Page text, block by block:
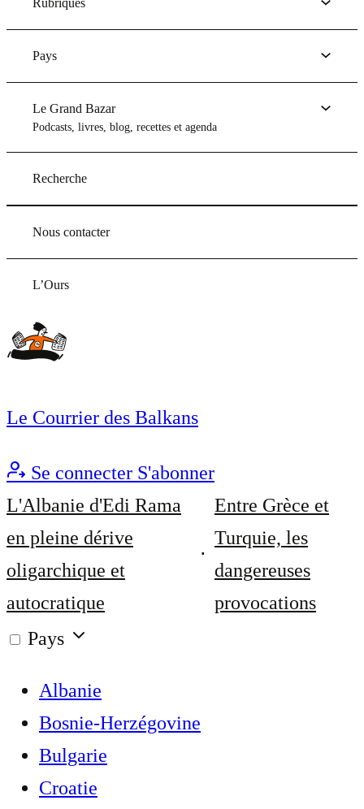
Rubriques
Pays
Le Grand Bazar
Podcasts, livres, blog, recettes et agenda
Recherche
Nous contacter
L’Ours
Le Courrier des Balkans
Se connecter S'abonner
L'Albanie d'Edi Rama
en pleine dérive
oligarchique et
autocratique
Entre Grèce et
Turquie, les
dangereuses
provocations
Pays
Albanie
Bosnie-Herzégovine
Bulgarie
Croatie